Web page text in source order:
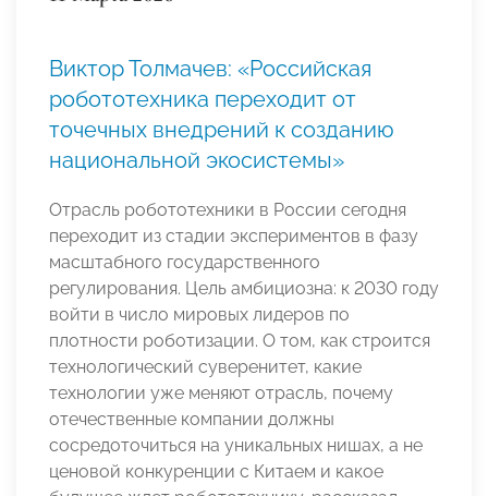
Виктор Толмачев: «Российская
робототехника переходит от
точечных внедрений к созданию
национальной экосистемы»
Отрасль робототехники в России сегодня
переходит из стадии экспериментов в фазу
масштабного государственного
регулирования. Цель амбициозна: к 2030 году
войти в число мировых лидеров по
плотности роботизации. О том, как строится
технологический суверенитет, какие
технологии уже меняют отрасль, почему
отечественные компании должны
сосредоточиться на уникальных нишах, а не
ценовой конкуренции с Китаем и какое